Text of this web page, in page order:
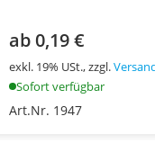
ab 0,19 €
exkl. 19% USt., zzgl.
Sofort verfügbar
Art.Nr. 1947